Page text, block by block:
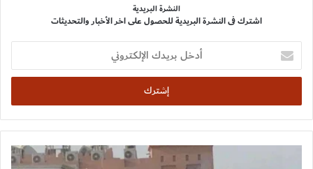
النشرة البريدية
اشترك فى النشرة البريدية للحصول على اخر الأخبار والتحديثات
أدخل
بريدك
الإلكتروني